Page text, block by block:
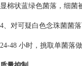
显棉状蓝绿色菌落，细菌
4、对可疑白色念珠菌菌
24-48 小时，挑取单菌落